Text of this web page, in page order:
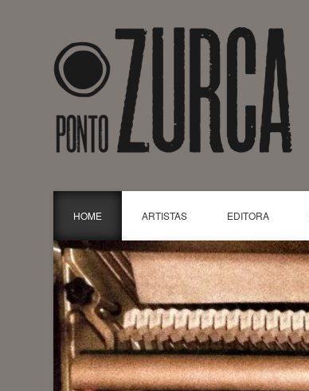
HOME ARTISTAS EDITORA